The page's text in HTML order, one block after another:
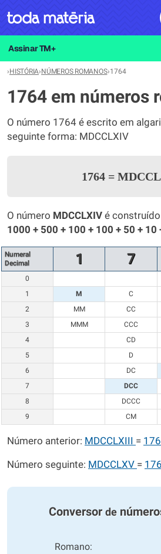
Assinar TM+
›HISTÓRIA›NÚMEROS ROMANOS›1764
1764 em números
O número 1764 é escrito em
seguinte forma: MDCCLXIV
1764 =
O número MDCCLXIV é
1000 + 500 + 100 + 100 + 50 + 10
Numeral
Decimal
1 7
0
1
M C
2
MM CC
3
MMM CCC
4
CD
5
D
6
DC
7
DCC
8
DCCC
9
CM
Número anterior: MDCCLXIII =
Número seguinte: MDCCLXV =
Conversor de
Romano: